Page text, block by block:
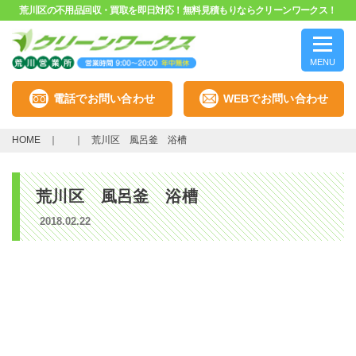
荒川区の不用品回収・買取を即日対応！無料見積もりならクリーンワークス！
MENU
電話でお問い合わせ WEBでお問い合わせ
HOME 荒川区 風呂釜 浴槽
荒川区 風呂釜 浴槽
2018.02.22